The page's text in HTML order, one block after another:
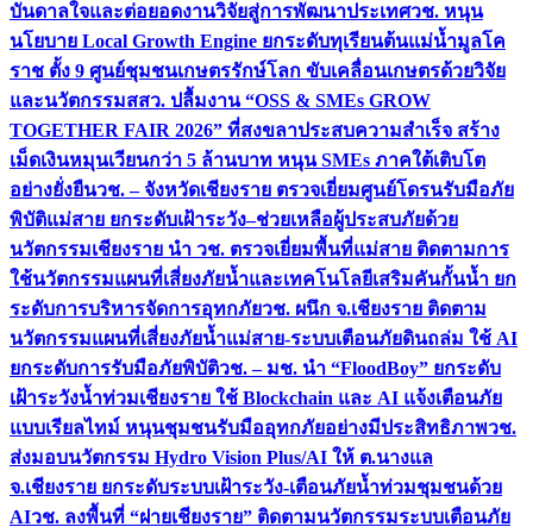
บันดาลใจและต่อยอดงานวิจัยสู่การพัฒนาประเทศวช. หนุน
นโยบาย Local Growth Engine ยกระดับทุเรียนต้นแม่น้ำมูลโค
ราช ตั้ง 9 ศูนย์ชุมชนเกษตรรักษ์โลก ขับเคลื่อนเกษตรด้วยวิจัย
และนวัตกรรมสสว. ปลื้มงาน “OSS & SMEs GROW
TOGETHER FAIR 2026” ที่สงขลาประสบความสำเร็จ สร้าง
เม็ดเงินหมุนเวียนกว่า 5 ล้านบาท หนุน SMEs ภาคใต้เติบโต
อย่างยั่งยืนวช. – จังหวัดเชียงราย ตรวจเยี่ยมศูนย์โดรนรับมือภัย
พิบัติแม่สาย ยกระดับเฝ้าระวัง–ช่วยเหลือผู้ประสบภัยด้วย
นวัตกรรมเชียงราย นำ วช. ตรวจเยี่ยมพื้นที่แม่สาย ติดตามการ
ใช้นวัตกรรมแผนที่เสี่ยงภัยน้ำและเทคโนโลยีเสริมคันกั้นน้ำ ยก
ระดับการบริหารจัดการอุทกภัยวช. ผนึก จ.เชียงราย ติดตาม
นวัตกรรมแผนที่เสี่ยงภัยน้ำแม่สาย-ระบบเตือนภัยดินถล่ม ใช้ AI
ยกระดับการรับมือภัยพิบัติวช. – มช. นำ “FloodBoy” ยกระดับ
เฝ้าระวังน้ำท่วมเชียงราย ใช้ Blockchain และ AI แจ้งเตือนภัย
แบบเรียลไทม์ หนุนชุมชนรับมืออุทกภัยอย่างมีประสิทธิภาพวช.
ส่งมอบนวัตกรรม Hydro Vision Plus/AI ให้ ต.นางแล
จ.เชียงราย ยกระดับระบบเฝ้าระวัง-เตือนภัยน้ำท่วมชุมชนด้วย
AIวช. ลงพื้นที่ “ฝายเชียงราย” ติดตามนวัตกรรมระบบเตือนภัย